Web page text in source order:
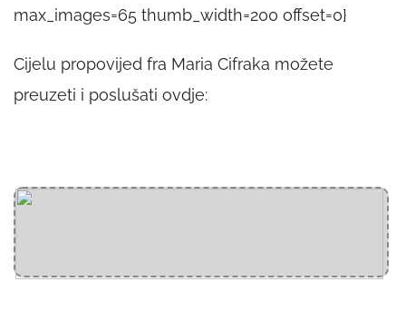
max_images=65 thumb_width=200 offset=0}
Cijelu propovijed fra Maria Cifraka možete
preuzeti i poslušati ovdje: